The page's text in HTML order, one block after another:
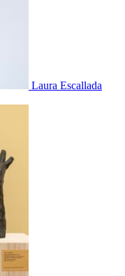
Laura Escallada